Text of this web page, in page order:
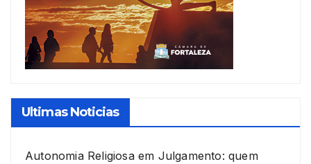
Ultimas Noticias
Autonomia Religiosa em Julgamento: quem